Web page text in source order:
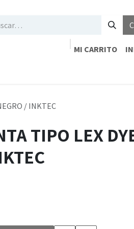
MI CARRITO
/ INKTEC
TIPO LEX